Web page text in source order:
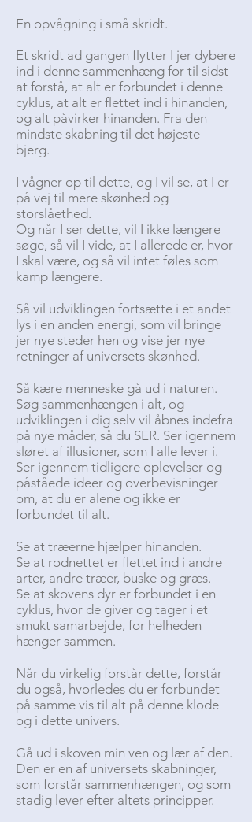
En opvågning i små skridt.
Et skridt ad gangen flytter I jer dybere
ind i denne sammenhæng for til sidst
at forstå, at alt er forbundet i denne
cyklus, at alt er flettet ind i hinanden,
og alt påvirker hinanden. Fra den
mindste skabning til det højeste
bjerg.
I vågner op til dette, og I vil se, at I er
på vej til mere skønhed og
storslåethed.
Og når I ser dette, vil I ikke længere
søge, så vil I vide, at I allerede er, hvor
I skal være, og så vil intet føles som
kamp længere.
Så vil udviklingen fortsætte i et andet
lys i en anden energi, som vil bringe
jer nye steder hen og vise jer nye
retninger af universets skønhed.
Så kære menneske gå ud i naturen.
Søg sammenhængen i alt, og
udviklingen i dig selv vil åbnes indefra
på nye måder, så du SER. Ser igennem
sløret af illusioner, som I alle lever i.
Ser igennem tidligere oplevelser og
påståede ideer og overbevisninger
om, at du er alene og ikke er
forbundet til alt.
Se at træerne hjælper hinanden.
Se at rodnettet er flettet ind i andre
arter, andre træer, buske og græs.
Se at skovens dyr er forbundet i en
cyklus, hvor de giver og tager i et
smukt samarbejde, for helheden
hænger sammen.
Når du virkelig forstår dette, forstår
du også, hvorledes du er forbundet
på samme vis til alt på denne klode
og i dette univers.
Gå ud i skoven min ven og lær af den.
Den er en af universets skabninger,
som forstår sammenhængen, og som
stadig lever efter altets principper.